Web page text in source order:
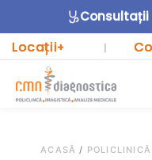
Consultații
Locații+ |
ACASĂ /